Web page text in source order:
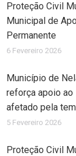
Proteção Civil
Municipal de
Permanente
6 Fevereiro 2026
Município de
reforça apoio
afetado pela
5 Fevereiro 2026
Proteção Civil